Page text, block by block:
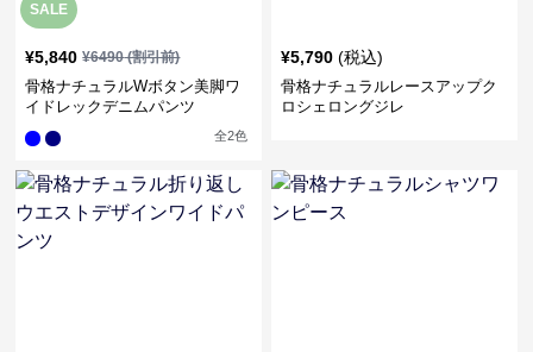
SALE
¥5,840 ¥6490(割引前)
骨格ナチュラルWボタン美脚ワ
イドレックデニムパンツ
全2色
¥5,790 (税込)
骨格ナチュラルレースアップク
ロシェロングジレ